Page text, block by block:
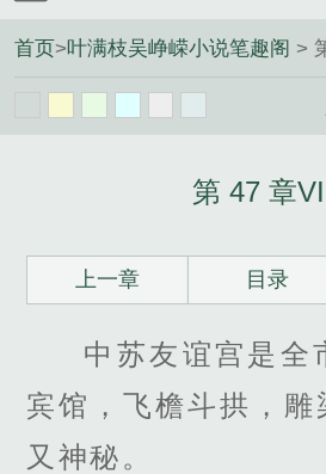
首页>叶满枝吴峥嵘小说笔趣阁 >
第 47 章
上一章 目录
中苏友谊宫是全
宾馆，飞檐斗拱，雕
又神秘。